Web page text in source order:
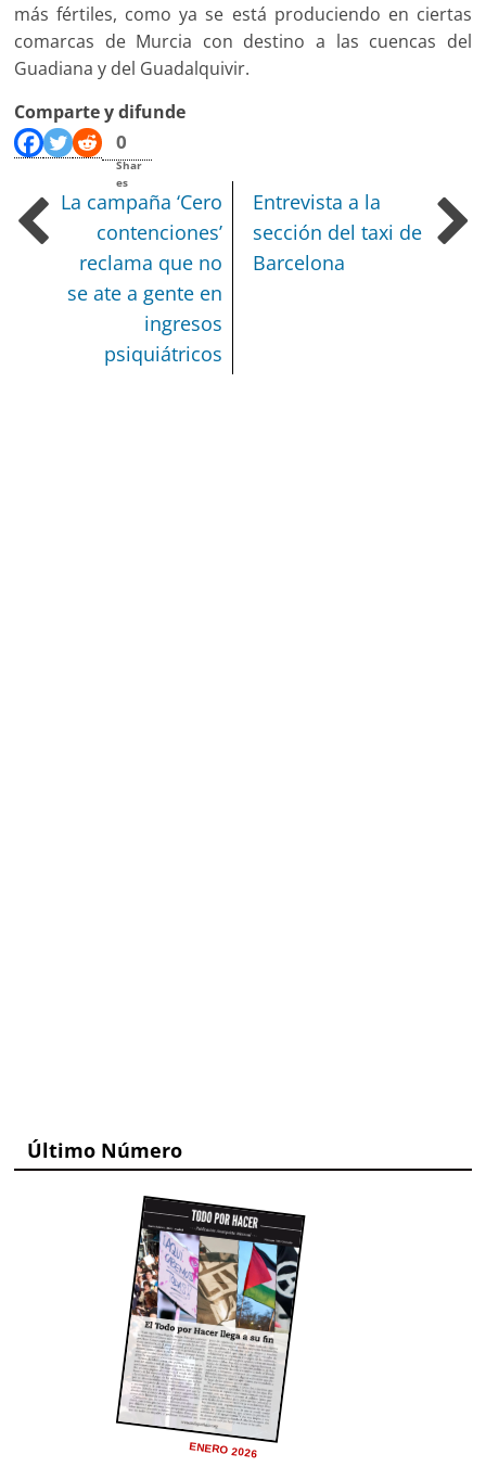
más fértiles, como ya se está produciendo en ciertas
comarcas de Murcia con destino a las cuencas del
Guadiana y del Guadalquivir.
Comparte y difunde
0
Shar
es
La campaña ‘Cero
contenciones’
reclama que no
se ate a gente en
ingresos
psiquiátricos
Entrevista a la
sección del taxi de
Barcelona
Último Número
ENERO 2026